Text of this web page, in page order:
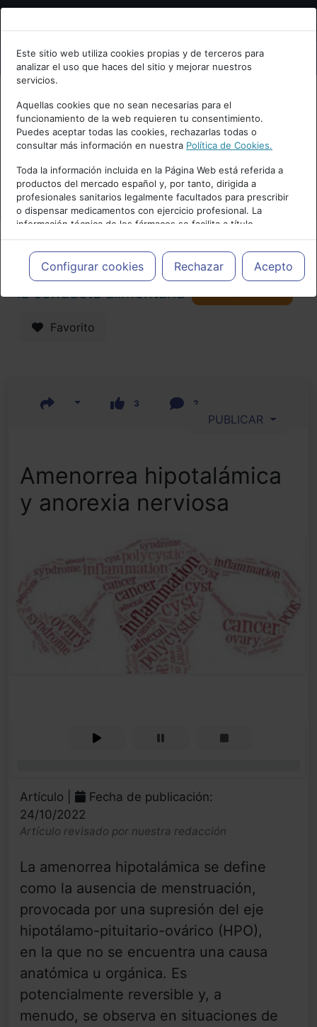
Bienvenid@ a psiquiatria.com
Escribe tu Email
Accede o regístrate con tu email.
Cancelar
Este sitio web utiliza cookies propias y de terceros para
analizar el uso que haces del sitio y mejorar nuestros
servicios.
Aquellas cookies que no sean necesarias para el
funcionamiento de la web requieren tu consentimiento.
Puedes aceptar todas las cookies, rechazarlas todas o
consultar más información en nuestra Política de Cookies.
Toda la información incluida en la Página Web está referida a
productos del mercado español y, por tanto, dirigida a
profesionales sanitarios legalmente facultados para prescribir
o dispensar medicamentos con ejercicio profesional. La
información técnica de los fármacos se facilita a título
meramente informativo, siendo responsabilidad de los
profesionales facultados prescribir medicamentos y decidir, en
cada caso concreto, el tratamiento más adecuado a las
necesidades del paciente.
Configurar cookies Rechazar Acepto
Actualidad y Artículos|Trastornos de
la conducta alimentaria
Favorito
3 2
PUBLICAR
Amenorrea hipotalámica
y anorexia nerviosa
Artículo |
Fecha de publicación:
24/10/2022
Artículo revisado por nuestra redacción
La amenorrea hipotalámica se define
como la ausencia de menstruación,
provocada por una supresión del eje
hipotálamo-pituitario-ovárico (HPO),
en la que no se encuentra una causa
anatómica u orgánica. Es
potencialmente reversible y, a
menudo, se observa en situaciones de